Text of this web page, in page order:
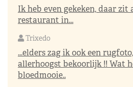
Ik heb even gekeken, daar zit
restaurant in...
Trixedo
...elders zag ik ook een
allerhoogst bekoorlijk !! Wat
bloedmooie..